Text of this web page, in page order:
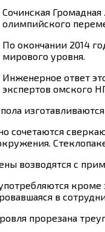
Сочинская
олимпийского
По окончании 2014
мирового уровня.
Инженерное ответ
экспертов омского
сочетаются
возводятся с
кроме
в
прорезана